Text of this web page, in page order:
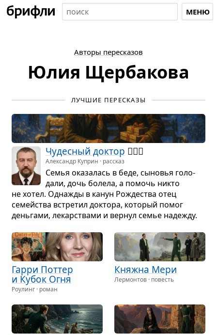
МЕНЮ
Авторы пересказов
Юлия Щербакова
ЛУЧШИЕ ПЕРЕСКАЗЫ
Чудес­ный док­тор 👨🏻‍⚕️
Александр Куприн · рассказ
Семья ока­за­лась в беде, сыно­вья голо­
дали, дочь болела, а помочь никто
не хотел. Одна­жды в канун Рожде­ства отец
семейства встре­тил док­тора, кото­рый помог
день­гами, лекар­ствами и вер­нул семье наде­жду.
Гарри Пот­тер
и Кубок Огня
Роулинг · роман
Княжна Мери
Лермонтов · повесть